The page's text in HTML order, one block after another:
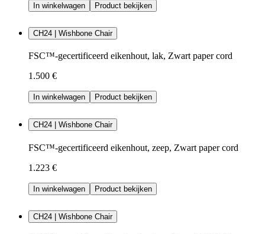
In winkelwagen Product bekijken
CH24 | Wishbone Chair
FSC™-gecertificeerd eikenhout, lak, Zwart paper cord
1.500 €
In winkelwagen Product bekijken
CH24 | Wishbone Chair
FSC™-gecertificeerd eikenhout, zeep, Zwart paper cord
1.223 €
In winkelwagen Product bekijken
CH24 | Wishbone Chair